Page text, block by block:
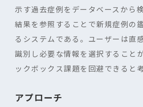
示す過去症例をデータベースから
結果を参照することで新規症例の
るシステムである。ユーザーは直
識別し必要な情報を選択することが
ックボックス課題を回避できると
アプローチ